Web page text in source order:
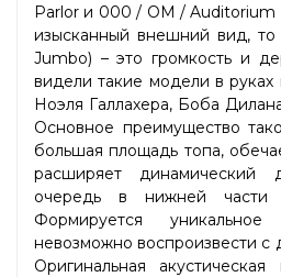
Parlor и 000 / OM / Auditorium
изысканный внешний вид,
Jumbo) – это громкость и
видели такие модели в руках
Ноэля Галлахера, Боба
Основное преимущество
большая площадь топа,
расширяет динамический
очередь в нижней части
Формируется
невозможно воспроизвести с
Оригинальная